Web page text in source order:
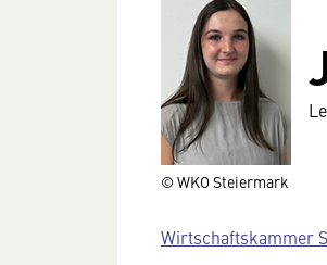
© WKO Steiermark
Wirtschaftskammer